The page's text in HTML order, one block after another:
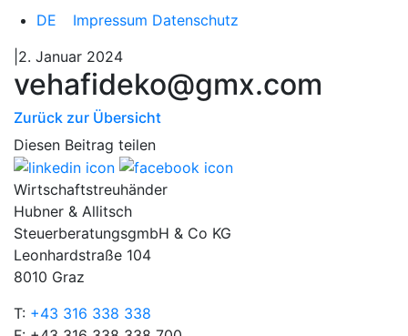
DE
Impressum Datenschutz
|2. Januar 2024
vehafideko@gmx.com
Zurück zur Übersicht
Diesen Beitrag teilen
Wirtschaftstreuhänder
Hubner & Allitsch
SteuerberatungsgmbH & Co KG
Leonhardstraße 104
8010 Graz
T: +43 316 338 338